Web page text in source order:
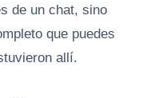
de un chat, sino
que puedes
allí.